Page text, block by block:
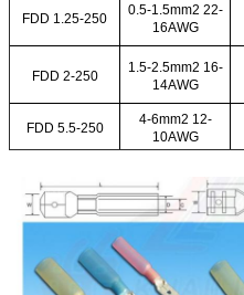
FDD 1.25-250
0.5-1.5mm2 22-
16AWG
FDD 2-250
1.5-2.5mm2 16-
14AWG
FDD 5.5-250
4-6mm2 12-
10AWG